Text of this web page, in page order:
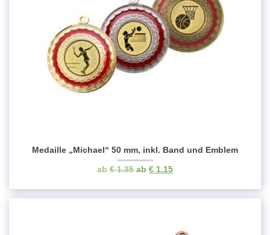
Medaille „Michael“ 50 mm, inkl. Band und Emblem
€1.35 Ursprünglicher
€ 1.15Aktueller